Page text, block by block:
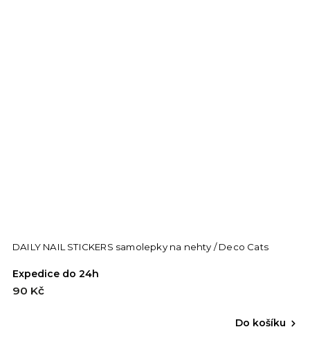
DAILY NAIL STICKERS samolepky na nehty / Deco Cats
Expedice do 24h
90 Kč
Do košíku